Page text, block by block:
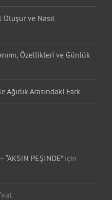
Oluşur ve Nasıl
Özellikleri ve Günlük
Arasındaki Fark
“AKSIN PEŞİNDE”için